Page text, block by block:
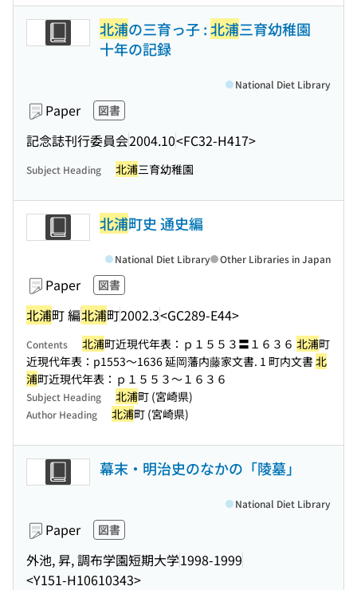
北浦の三育っ子 :北浦三育幼稚園
十年の記録
Paper 図書
記念誌刊行委員会2004.10<FC32-H417>
National Diet Library
Subject Heading 北浦三育幼稚園
北浦町史 通史編
Paper 図書
北浦町 編北浦町2002.3<GC289-E44>
National Diet Library Other Libraries in Japan
Contents 北浦町近現代年表：ｐ１５５３〓１６３６ 北浦町
近現代年表：p1553〜1636 延岡藩内藤家文書. 1 町内文書北
浦町近現代年表：ｐ１５５３〜１６３６
Subject Heading 北浦町 (宮崎県)
Author Heading 北浦町 (宮崎県)
幕末・明治史のなかの「陵墓」
Paper 図書
外池, 昇, 調布学園短期大学1998-1999
<Y151-H10610343>
National Diet Library